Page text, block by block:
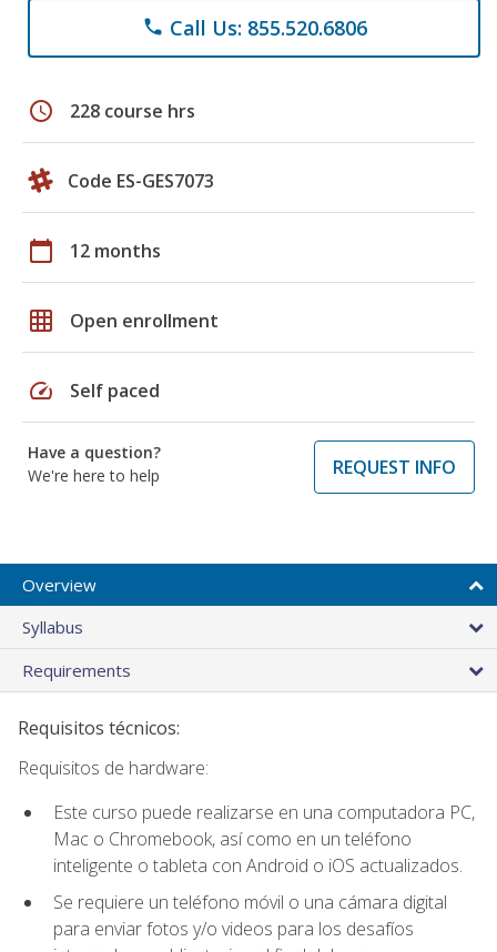
phone Call Us: 855.520.6806
schedule 228 course hrs
Code ES-GES7073
calendar_today 12 months
grid_on Open enrollment
speed Self paced
Have a question?
We're here to help
REQUEST INFO
Overview
Syllabus
Requirements
Requisitos técnicos:
Requisitos de hardware:
Este curso puede realizarse en una computadora PC,
Mac o Chromebook, así como en un teléfono
inteligente o tableta con Android o iOS actualizados.
Se requiere un teléfono móvil o una cámara digital
para enviar fotos y/o videos para los desafíos